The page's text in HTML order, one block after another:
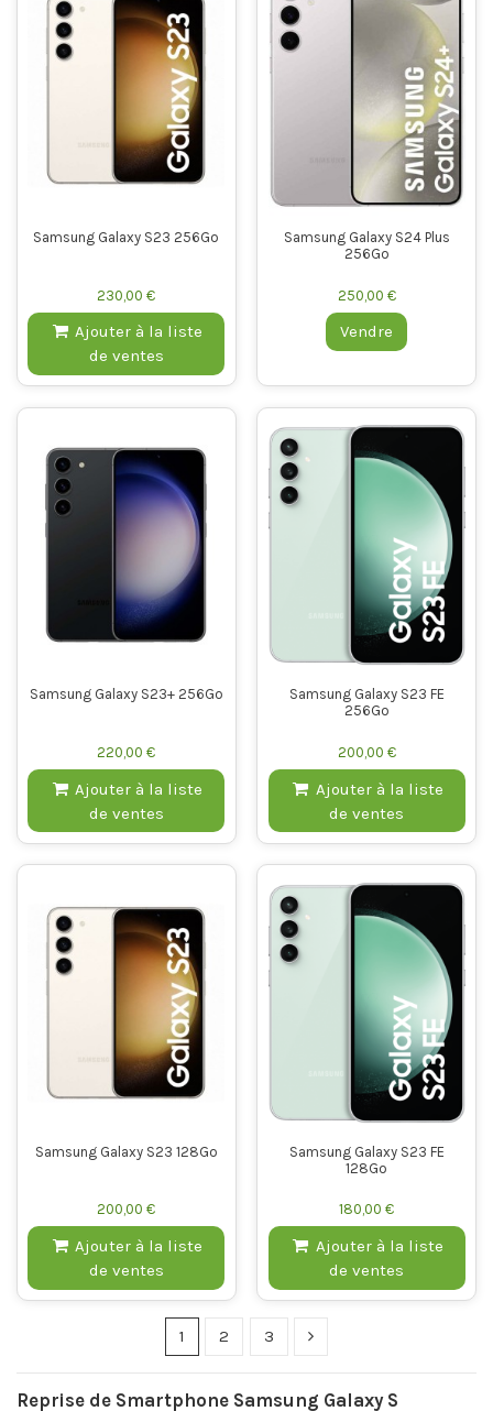
Samsung Galaxy S23 256Go
230,00 €
Ajouter à la liste
de ventes
Samsung Galaxy S24 Plus
256Go
250,00 €
Vendre
Samsung Galaxy S23+ 256Go
220,00 €
Ajouter à la liste
de ventes
Samsung Galaxy S23 FE
256Go
200,00 €
Ajouter à la liste
de ventes
Samsung Galaxy S23 128Go
200,00 €
Ajouter à la liste
de ventes
Samsung Galaxy S23 FE
128Go
180,00 €
Ajouter à la liste
de ventes
1 2 3
Reprise de Smartphone Samsung Galaxy S